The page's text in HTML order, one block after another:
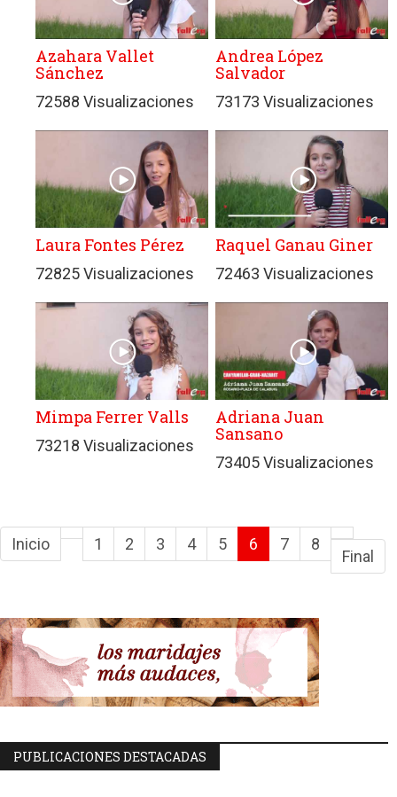
Azahara Vallet
Sánchez
72588 Visualizaciones
Andrea López
Salvador
73173 Visualizaciones
Laura Fontes Pérez
72825 Visualizaciones
Raquel Ganau Giner
72463 Visualizaciones
Mimpa Ferrer Valls
73218 Visualizaciones
Adriana Juan
Sansano
73405 Visualizaciones
Inicio 1 2 3 4 5 6 7 8
Final
PUBLICACIONES DESTACADAS